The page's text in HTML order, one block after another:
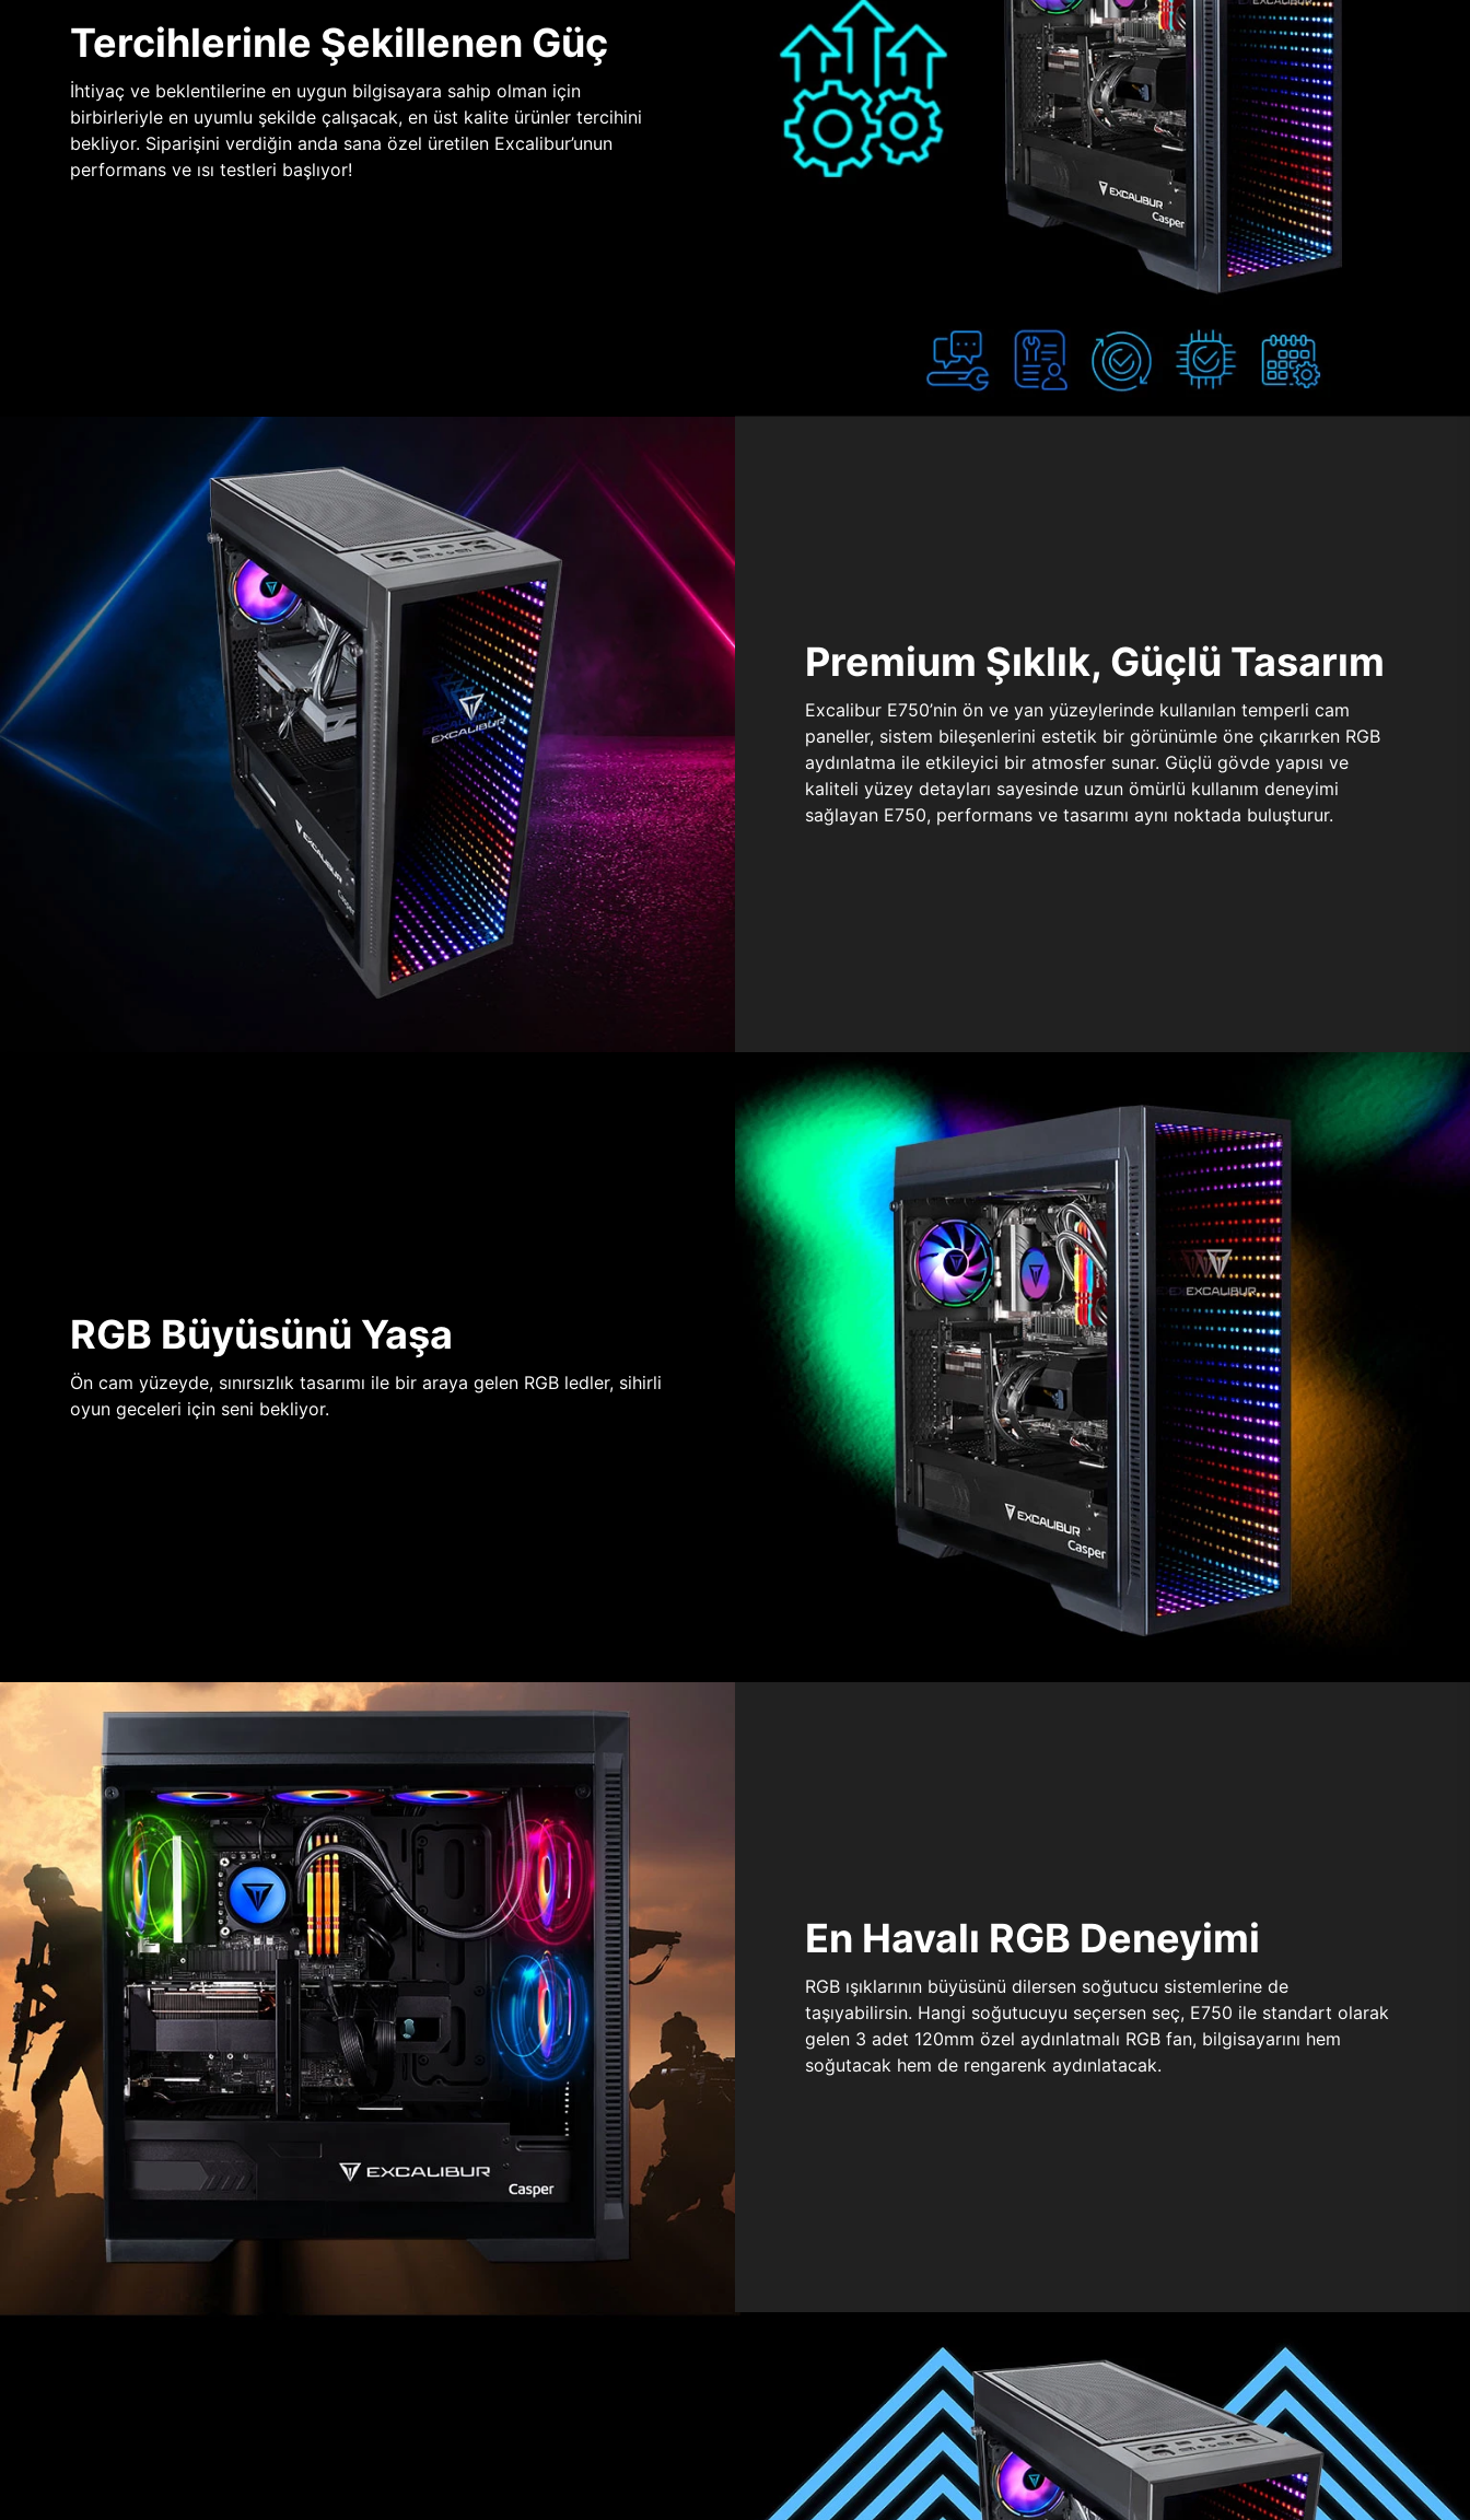
Tercihlerinle Şekillenen Güç
İhtiyaç ve beklentilerine en uygun bilgisayara sahip olman için
birbirleriyle en uyumlu şekilde çalışacak, en üst kalite ürünler tercihini
bekliyor. Siparişini verdiğin anda sana özel üretilen Excalibur’unun
performans ve ısı testleri başlıyor!
Premium Şıklık, Güçlü Tasarım
Excalibur E750’nin ön ve yan yüzeylerinde kullanılan temperli cam
paneller, sistem bileşenlerini estetik bir görünümle öne çıkarırken RGB
aydınlatma ile etkileyici bir atmosfer sunar. Güçlü gövde yapısı ve
kaliteli yüzey detayları sayesinde uzun ömürlü kullanım deneyimi
sağlayan E750, performans ve tasarımı aynı noktada buluşturur.
RGB Büyüsünü Yaşa
Ön cam yüzeyde, sınırsızlık tasarımı ile bir araya gelen RGB ledler, sihirli
oyun geceleri için seni bekliyor.
En Havalı RGB Deneyimi
RGB ışıklarının büyüsünü dilersen soğutucu sistemlerine de
taşıyabilirsin. Hangi soğutucuyu seçersen seç, E750 ile standart olarak
gelen 3 adet 120mm özel aydınlatmalı RGB fan, bilgisayarını hem
soğutacak hem de rengarenk aydınlatacak.